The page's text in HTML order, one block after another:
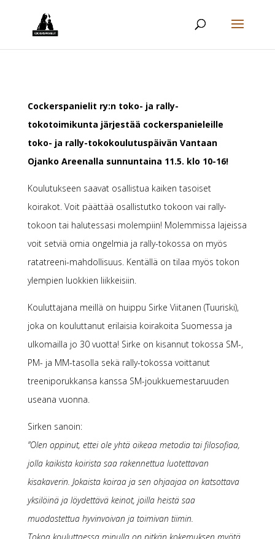
Cockerspanielit ry:n toko- ja rally-
tokotoimikunta järjestää cockerspanieleille
toko- ja rally-tokokoulutuspäivän Vantaan
Ojanko Areenalla sunnuntaina 11.5. klo 10-16!
Koulutukseen saavat osallistua kaiken tasoiset
koirakot. Voit päättää osallistutko tokoon vai rally-
tokoon tai halutessasi molempiin! Molemmissa lajeissa
voit setviä omia ongelmia ja rally-tokossa on myös
ratatreeni-mahdollisuus. Kentällä on tilaa myös tokon
ylempien luokkien liikkeisiin.
Kouluttajana meillä on huippu Sirke Viitanen (Tuuriski),
joka on kouluttanut erilaisia koirakoita Suomessa ja
ulkomailla jo 30 vuotta! Sirke on kisannut tokossa SM-,
PM- ja MM-tasolla sekä rally-tokossa voittanut
treeniporukkansa kanssa SM-joukkuemestaruuden
useana vuonna.
Sirken sanoin:
”Olen oppinut, ettei ole yhtä oikeaa metodia tai filosofiaa,
jolla kaikista koirista saa rakennettua luotettavan
kisakaverin. Jokaista koiraa ja sen ohjaajaa on katsottava
yksilöinä ja löydettävä keinot, joilla heistä saa
muodostettua hyvinvoivan ja toimivan tiimin.